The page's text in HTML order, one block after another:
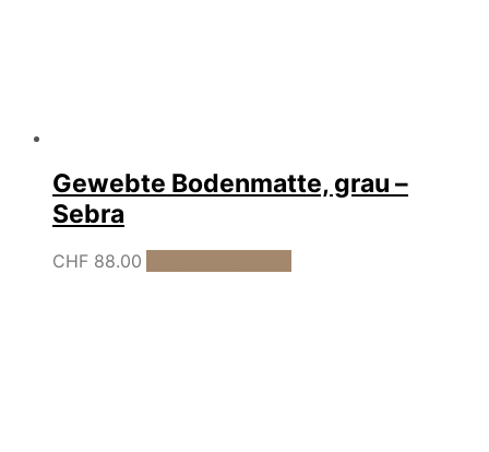
Gewebte Bodenmatte, grau –
Sebra
CHF 88.00